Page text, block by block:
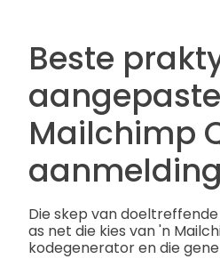
Beste
aangepaste
Mailchimp
Die skep van
as net die kies van 'n
kodegenerator en die